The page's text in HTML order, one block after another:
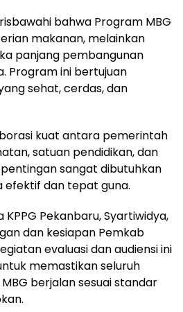
bahwa Program MBG
makanan, melainkan
panjang pembangunan
Program ini bertujuan
sehat, cerdas, dan
kuat antara pemerintah
satuan pendidikan, dan
sangat dibutuhkan
efektif dan tepat guna.
Pekanbaru, Syartiwidya,
dan kesiapan Pemkab
evaluasi dan audiensi ini
memastikan seluruh
berjalan sesuai standar